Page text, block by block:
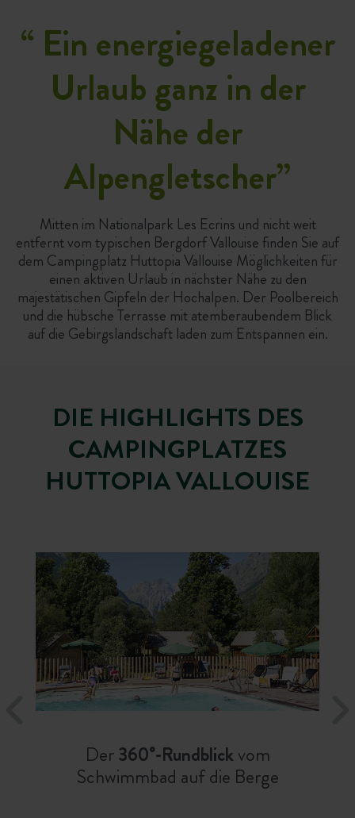
“ Ein energiegeladener
Urlaub ganz in der
Nähe der
Alpengletscher”
Mitten im Nationalpark Les Ecrins und nicht weit
entfernt vom typischen Bergdorf Vallouise finden Sie auf
dem Campingplatz Huttopia Vallouise Möglichkeiten für
einen aktiven Urlaub in nächster Nähe zu den
majestätischen Gipfeln der Hochalpen. Der Poolbereich
und die hübsche Terrasse mit atemberaubendem Blick
auf die Gebirgslandschaft laden zum Entspannen ein.
DIE HIGHLIGHTS DES
CAMPINGPLATZES
HUTTOPIA VALLOUISE
Der360°-Rundblickvom
Schwimmbad auf die Berge